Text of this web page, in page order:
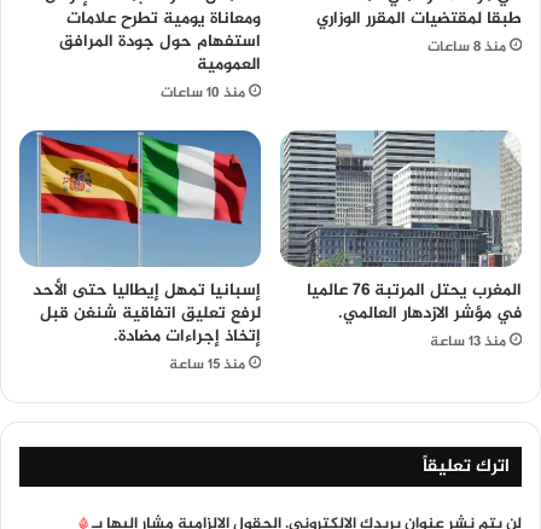
طبقا لمقتضیات المقرر الوزاري
منذ 8 ساعات
ومعاناة يومية تطرح علامات
استفهام حول جودة المرافق
العمومية
منذ 10 ساعات
المغرب يحتل المرتبة 76 عالميا
في مؤشر الازدهار العالمي.
منذ 13 ساعة
إسبانيا تمهل إيطاليا حتى الأحد
لرفع تعليق اتفاقية شنغن قبل
إتخاذ إجراءات مضادة.
منذ 15 ساعة
اترك تعليقاً
لن يتم نشر عنوان بريدك الإلكتروني.الحقول الإلزامية مشار إليها بـ*